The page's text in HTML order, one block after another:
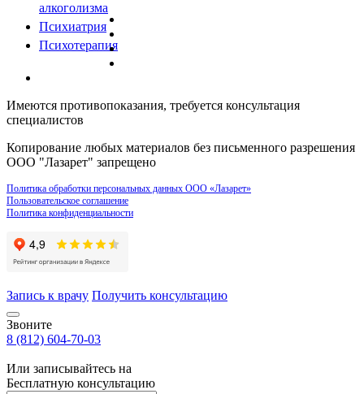
алкоголизма
Психиатрия
Психотерапия
Имеются противопоказания, требуется консультация
специалистов
Копирование любых материалов без письменного разрешения
ООО "Лазарет" запрещено
Политика обработки персональных данных ООО «Лазарет»
Пользовательское соглашение
Политика конфиденциальности
Запись к врачу Получить консультацию
Звоните
8 (812) 604-70-03
Или записывайтесь на
Бесплатную консультацию